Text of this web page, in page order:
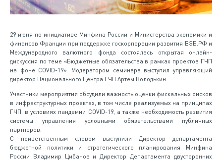
29 июня по инициативе Минфина России и Министерства экономики и
финансов Франции при поддержке госкорпорации развития ВЭБ.РФ и
Международного валютного фонда состоялась открытая онлайн-
дискуссия по теме «Бюджетные обязательства в рамках проектов ГЧП
на фоне COVID-19». Модератором семинара выступил управляющий
директор Национального Центра ГЧП Артем Володькин.
Участники мероприятия обсудили важность оценки фискальных рисков
в инфраструктурных проектах, в том числе реализуемых на принципах
ГЧП, в условиях пандемии COVID-19, а также необходимость развития
системы управления условными обязательствами публичных
партнеров.
С приветственным словом выступили Директор департамента
бюджетной политики и стратегического планирования Минфина
России Владимир Цибанов и Директор Департамента двусторонних